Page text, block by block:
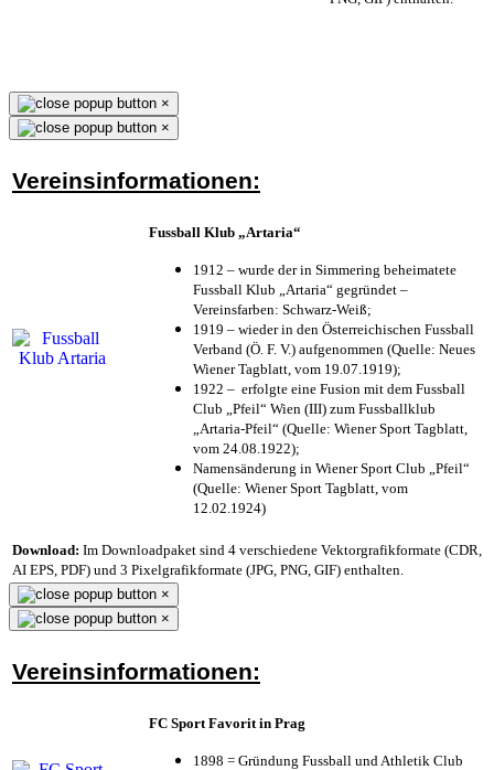
×
×
Vereinsinformationen:
Fussball Klub „Artaria“
1912 – wurde der in Simmering beheimatete
Fussball Klub „Artaria“ gegründet –
Vereinsfarben: Schwarz-Weiß;
1919 – wieder in den Österreichischen Fussball
Verband (Ö. F. V.) aufgenommen (Quelle: Neues
Wiener Tagblatt, vom 19.07.1919);
1922 – erfolgte eine Fusion mit dem Fussball
Club „Pfeil“ Wien (III) zum Fussballklub
„Artaria-Pfeil“ (Quelle: Wiener Sport Tagblatt,
vom 24.08.1922);
Namensänderung in Wiener Sport Club „Pfeil“
(Quelle: Wiener Sport Tagblatt, vom
12.02.1924)
Download: Im Downloadpaket sind 4 verschiedene Vektorgrafikformate (CDR,
AI EPS, PDF) und 3 Pixelgrafikformate (JPG, PNG, GIF) enthalten.
×
×
Vereinsinformationen:
FC Sport Favorit in Prag
1898 = Gründung Fussball und Athletik Club